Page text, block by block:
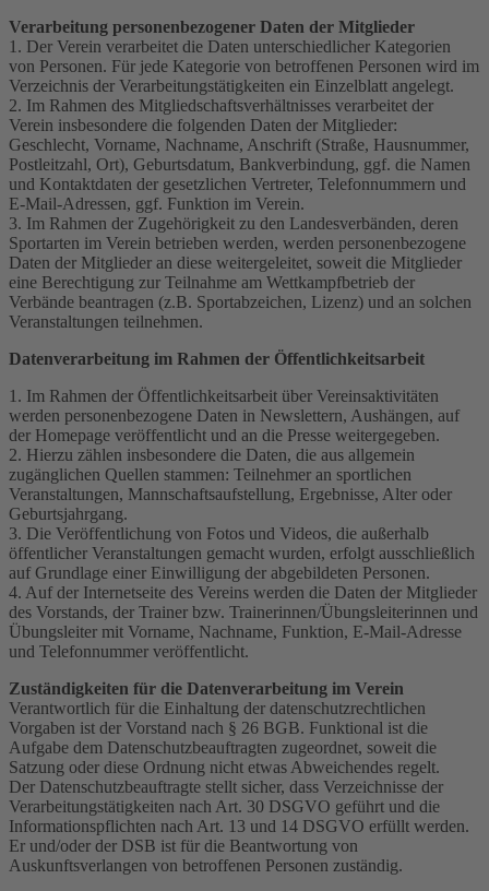
Verarbeitung personenbezogener Daten der Mitglieder
1. Der Verein verarbeitet die Daten unterschiedlicher Kategorien
von Personen. Für jede Kategorie von betroffenen Personen wird im
Verzeichnis der Verarbeitungstätigkeiten ein Einzelblatt angelegt.
2. Im Rahmen des Mitgliedschaftsverhältnisses verarbeitet der
Verein insbesondere die folgenden Daten der Mitglieder:
Geschlecht, Vorname, Nachname, Anschrift (Straße, Hausnummer,
Postleitzahl, Ort), Geburtsdatum, Bankverbindung, ggf. die Namen
und Kontaktdaten der gesetzlichen Vertreter, Telefonnummern und
E-Mail-Adressen, ggf. Funktion im Verein.
3. Im Rahmen der Zugehörigkeit zu den Landesverbänden, deren
Sportarten im Verein betrieben werden, werden personenbezogene
Daten der Mitglieder an diese weitergeleitet, soweit die Mitglieder
eine Berechtigung zur Teilnahme am Wettkampfbetrieb der
Verbände beantragen (z.B. Sportabzeichen, Lizenz) und an solchen
Veranstaltungen teilnehmen.
Datenverarbeitung im Rahmen der Öffentlichkeitsarbeit
1. Im Rahmen der Öffentlichkeitsarbeit über Vereinsaktivitäten
werden personenbezogene Daten in Newslettern, Aushängen, auf
der Homepage veröffentlicht und an die Presse weitergegeben.
2. Hierzu zählen insbesondere die Daten, die aus allgemein
zugänglichen Quellen stammen: Teilnehmer an sportlichen
Veranstaltungen, Mannschaftsaufstellung, Ergebnisse, Alter oder
Geburtsjahrgang.
3. Die Veröffentlichung von Fotos und Videos, die außerhalb
öffentlicher Veranstaltungen gemacht wurden, erfolgt ausschließlich
auf Grundlage einer Einwilligung der abgebildeten Personen.
4. Auf der Internetseite des Vereins werden die Daten der Mitglieder
des Vorstands, der Trainer bzw. Trainerinnen/Übungsleiterinnen und
Übungsleiter mit Vorname, Nachname, Funktion, E-Mail-Adresse
und Telefonnummer veröffentlicht.
Zuständigkeiten für die Datenverarbeitung im Verein
Verantwortlich für die Einhaltung der datenschutzrechtlichen
Vorgaben ist der Vorstand nach § 26 BGB. Funktional ist die
Aufgabe dem Datenschutzbeauftragten zugeordnet, soweit die
Satzung oder diese Ordnung nicht etwas Abweichendes regelt.
Der Datenschutzbeauftragte stellt sicher, dass Verzeichnisse der
Verarbeitungstätigkeiten nach Art. 30 DSGVO geführt und die
Informationspflichten nach Art. 13 und 14 DSGVO erfüllt werden.
Er und/oder der DSB ist für die Beantwortung von
Auskunftsverlangen von betroffenen Personen zuständig.